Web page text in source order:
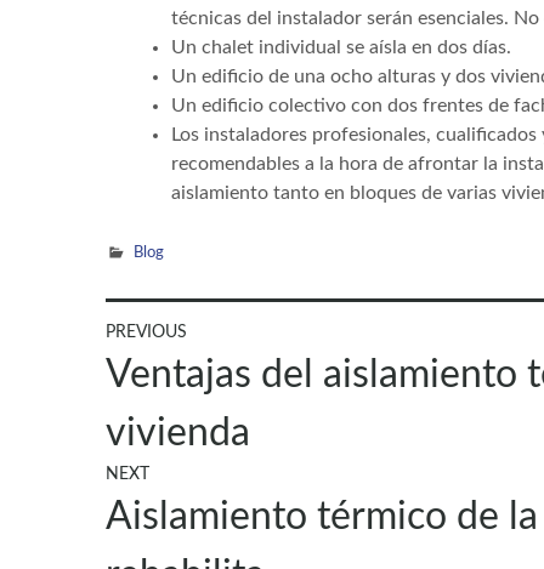
técnicas del instalador serán esenciales.
Un chalet individual se aísla en dos días.
Un edificio de una ocho alturas y dos
Un edificio colectivo con dos frentes de
Los instaladores profesionales,
recomendables a la hora de afrontar la
aislamiento tanto en bloques de varias
Blog
Navegación
de
entradas
PREVIOUS
Previous
post:
Ventajas del aislamiento
vivienda
NEXT
Next
post:
Aislamiento térmico de